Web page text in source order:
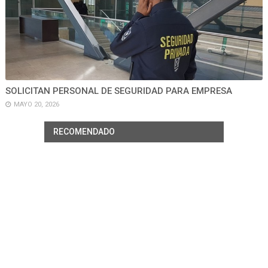
SOLICITAN PERSONAL DE SEGURIDAD PARA EMPRESA
MAYO 20, 2026
RECOMENDADO